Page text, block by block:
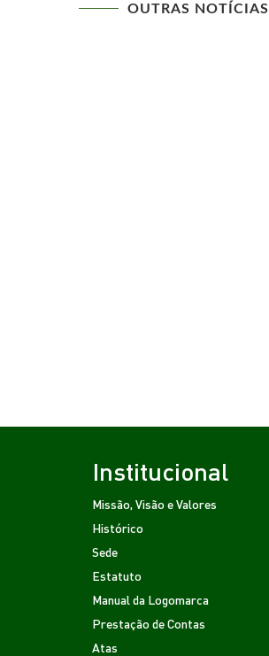
OUTRAS NOTÍCIAS
Institucional
Missão, Visão e Valores
Histórico
Sede
Estatuto
Manual da Logomarca
Prestação de Contas
Atas